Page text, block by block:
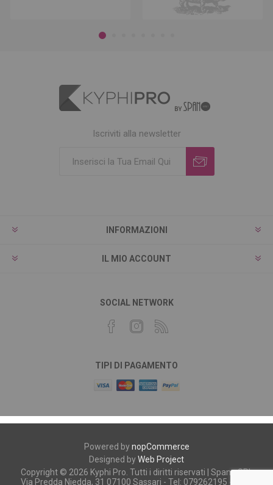
Iscriviti alla newsletter
INFORMAZIONI
IL MIO ACCOUNT
SOCIAL NETWORK
TIPI DI PAGAMENTO
Powered bynopCommerce
Designed byWeb Project
Copyright © 2026 Kyphi Pro. Tutti i diritti riservati | Spano SRL
Via Predda Niedda, 31 07100 Sassari - Tel: 079262195 - P.iva: